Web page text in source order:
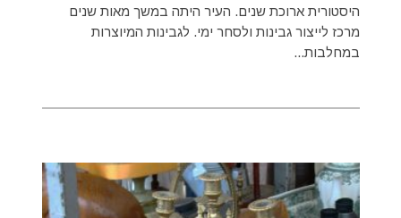
היסטורית ארוכת שנים. העיר היתה במשך מאות שנים
מרכז לייצור גבינות ולסחר ימי. לגבינות המיוצרות
במחלבות...